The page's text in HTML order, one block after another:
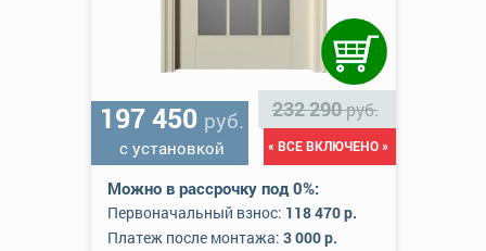
197 450 руб.
с установкой
232 290руб.
« ВСЕ ВКЛЮЧЕНО »
Можно в рассрочку под 0%:
Первоначальный взнос: 118 470 р.
Платеж после монтажа: 3 000 р.